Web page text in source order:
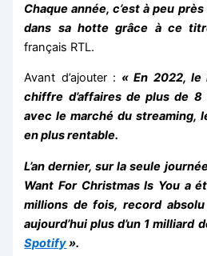
Chaque année, c’est à peu
dans sa hotte grâce à ce
français RTL.
Avant d’ajouter : « En 2022, le
chiffre d’affaires de plus de
avec le marché du streaming,
en plus rentable.
L’an dernier, sur la seule
Want For Christmas Is You a
millions de fois, record
aujourd’hui plus d’un 1 milliard
Spotify».